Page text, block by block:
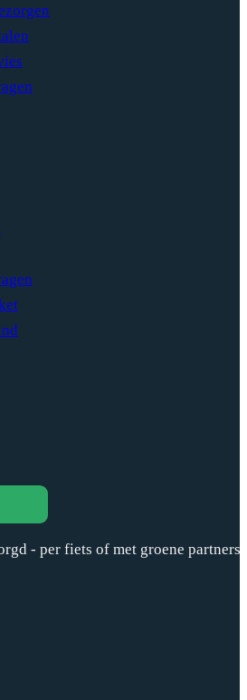
- per fiets of met groene partners